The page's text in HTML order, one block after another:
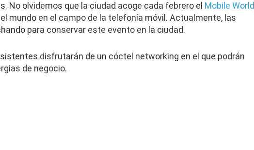
No olvidemos que la ciudad acoge cada febrero el Mobile World
mundo en el campo de la telefonía móvil. Actualmente, las
para conservar este evento en la ciudad.
disfrutarán de un cóctel networking en el que podrán
de negocio.